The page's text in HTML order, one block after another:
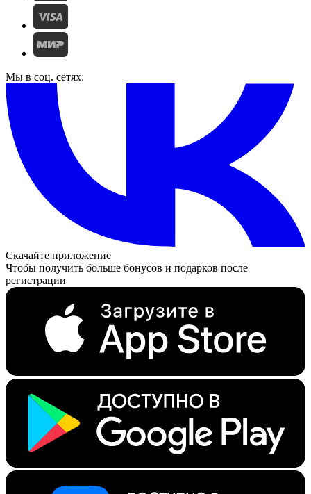
Мы в соц. сетях:
Скачайте приложение
Чтобы получить больше бонусов и подарков после
регистрации